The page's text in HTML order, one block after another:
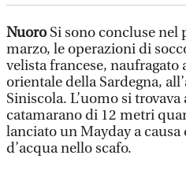
NuoroSi sono concluse nel
marzo, le operazioni di
velista francese, naufragato
orientale della Sardegna,
Siniscola. L’uomo si
catamarano di 12 metri
lanciato un Mayday a
d’acqua nello scafo.